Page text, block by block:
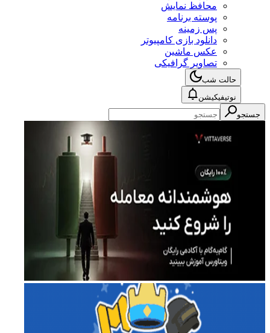
محافظ نمایش
پوسته برنامه
پس زمینه
دانلود بازی کامپیوتر
عکس ماشین
تصاویر گرافیکی
حالت شب
نوتیفیکیشن
جستجو